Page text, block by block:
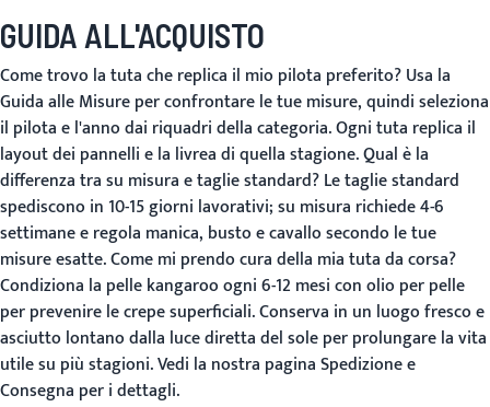
GUIDA ALL'ACQUISTO
Come trovo la tuta che replica il mio pilota preferito?Usa la
Guida alle Misureper confrontare le tue misure, quindi seleziona
il pilota e l'anno dai riquadri della categoria. Ogni tuta replica il
layout dei pannelli e la livrea di quella stagione.Qual è la
differenza tra su misura e taglie standard?Le taglie standard
spediscono in 10-15 giorni lavorativi;su misura richiede 4-6
settimanee regola manica, busto e cavallo secondo le tue
misure esatte.Come mi prendo cura della mia tuta da corsa?
Condiziona la pelle kangaroo ogni 6-12 mesi con olio per pelle
per prevenire le crepe superficiali. Conserva in un luogo fresco e
asciutto lontano dalla luce diretta del sole per prolungare la vita
utile su più stagioni. Vedi la nostra paginaSpedizione e
Consegna per i dettagli.